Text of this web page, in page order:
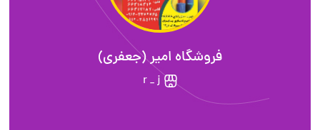
فروشگاه امیر (جعفری)
r _ j